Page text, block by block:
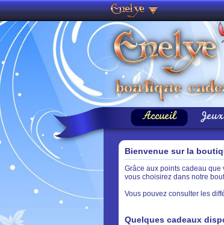
Accueil Jeux
Bienvenue sur la
Grâce aux points cadeau
vous choisirez dans notre
Vous pouvez consulter les
Quelques cadeaux